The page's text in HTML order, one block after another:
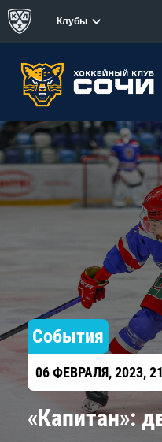
Клубы
События
06 ФЕВРАЛЯ, 2023,
«Капитан»: